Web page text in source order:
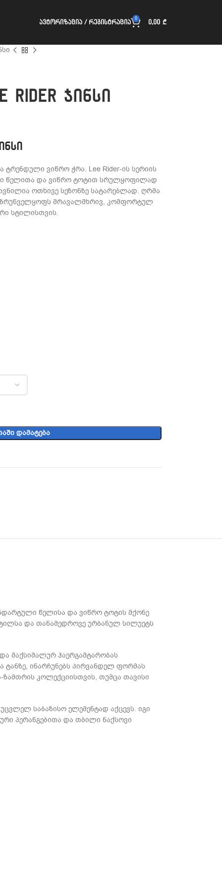
ᲐᲕᲢᲝᲠᲘᲖᲐᲪᲘᲐ / ᲠᲔᲒᲘᲡᲢᲠᲐᲪᲘᲐ
0
0,00 ₾
Rider ჯინსი
ტრენდული ვიწრო ჭრა. Lee Rider-ის სერიის
წელითა და ვიწრო ტოტით სრულყოფილად
ოთხივე სეზონზე სატარებლად. ღრმა
მრავალმხრივ, კომფორტულ
სტილისთვის.
ᲓᲐᲛᲐᲢᲔᲑᲐ
წელისა და ვიწრო ტოტის მქონე
და თანამედროვე ურბანულ სილუეტს
მაქსიმალურ ჰაერგამტარობას
ინარჩუნებს პირვანდელ ფორმას
კოლექციისთვის, თუმცა თავისი
საბაზისო ელემენტად აქცევს. იგი
პერანგებითა და თბილი ნაქსოვი